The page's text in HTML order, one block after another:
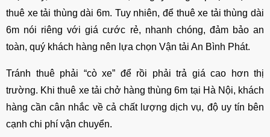
thuê xe tải thùng dài 6m. Tuy nhiên, để thuê xe tải thùng dài
6m nói riêng với giá cước rẻ, nhanh chóng, đảm bảo an
toàn, quý khách hàng nên lựa chọn Vận tải An Bình Phát.
Tránh thuê phải “cò xe” để rồi phải trả giá cao hơn thị
trường. Khi thuê xe tải chở hàng thùng 6m tại Hà Nội, khách
hàng cần cân nhắc về cả chất lượng dịch vụ, độ uy tín bên
cạnh chi phí vận chuyển.